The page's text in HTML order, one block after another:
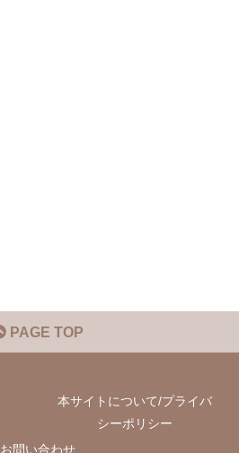
PAGE TOP
本サイトについて/プライバ
シーポリシー
お問い合わせ